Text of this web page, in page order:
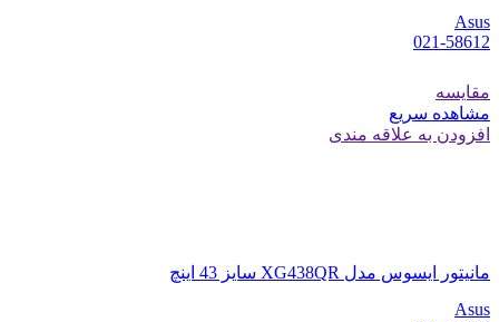
Asus
021-58612
مقایسه
مشاهده سریع
افزودن به علاقه مندی
مانیتور ایسوس مدل XG438QR سایز 43 اینچ
Asus